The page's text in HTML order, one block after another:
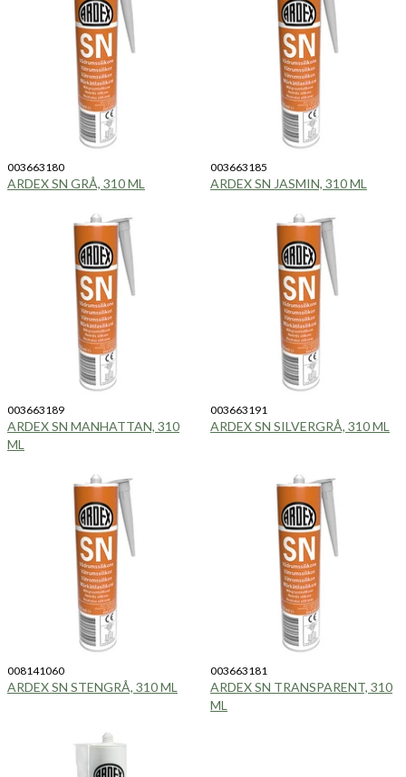
003663180
ARDEX SN GRÅ, 310 ML
003663185
ARDEX SN JASMIN, 310 ML
003663189
ARDEX SN MANHATTAN, 310
ML
003663191
ARDEX SN SILVERGRÅ, 310 ML
008141060
ARDEX SN STENGRÅ, 310 ML
003663181
ARDEX SN TRANSPARENT, 310
ML